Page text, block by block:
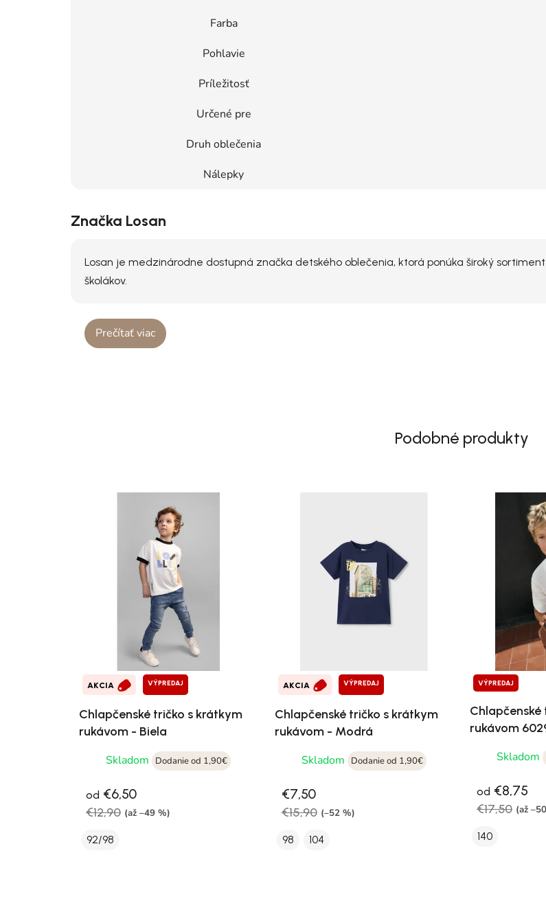
Farba
Pohlavie
Príležitosť
Určené pre
Druh oblečenia
Nálepky
Značka Losan
Losan je medzinárodne dostupná značka detského oblečenia, ktorá ponúka široký
školákov.
Prečítať viac
Podobné produkty
AKCIA VÝPREDAJ
Chlapčenské tričko s krátkym
rukávom - Biela
Skladom Dodanie od 1,90€
od €6,50
€12,90 (až –49 %)
92/98
AKCIA VÝPREDAJ
Chlapčenské tričko s krátkym
rukávom - Modrá
Skladom
Dodanie od 1,90€
€7,50
€15,90 (–52 %)
98 104
VÝPREDAJ
rukávom
Skladom
od €8,75
€17,50 (až
140